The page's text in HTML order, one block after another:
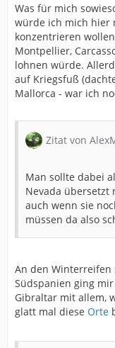
Was für mich
würde ich mich hier
konzentrieren
Montpellier,
lohnen würde.
auf Kriegsfuß
Mallorca - war ich
Zitat von
Man sollte dabei
Nevada übersetzt
auch wenn sie
müssen da also
An den Winterreifen
Südspanien ging
Gibraltar mit allem,
glatt mal diese Orte